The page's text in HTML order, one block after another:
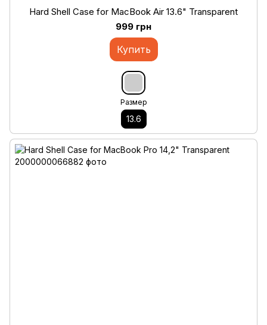
Hard Shell Case for MacBook Air 13.6" Transparent
999 грн
Купить
Размер
13.6